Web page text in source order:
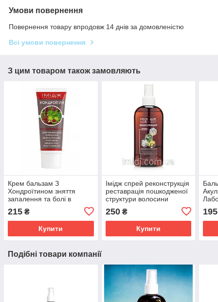
Умови повернення
Повернення товару впродовж 14 днів за домовленістю
Всі умови повернення
З цим товаром також замовляють
Крем бальзам З
Хондроїтином зняття
запалення та болі в
суглобах, м'язах і хребті
Імідж Лабораторія
215 ₴
Купити
Імідж спрей реконструкція
реставрація пошкодженої
структури волосини
250₴
Купити
195
Подібні товари компанії